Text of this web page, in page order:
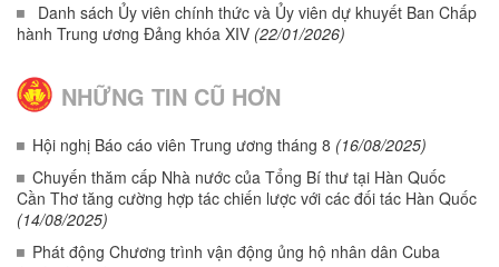
Danh sách Ủy viên chính thức và Ủy viên dự khuyết Ban Chấp
hành Trung ương Đảng khóa XIV (22/01/2026)
NHỮNG TIN CŨ HƠN
Hội nghị Báo cáo viên Trung ương tháng 8 (16/08/2025)
Chuyến thăm cấp Nhà nước của Tổng Bí thư ​tại Hàn Quốc
Cần Thơ tăng cường hợp tác chiến lược với các đối tác Hàn Quốc
(14/08/2025)
Phát động Chương trình vận động ủng hộ nhân dân Cuba